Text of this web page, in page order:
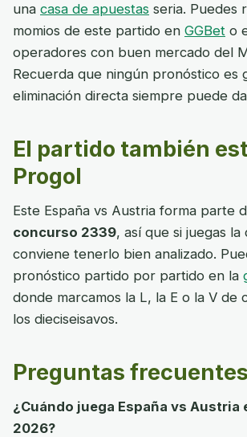
una casa de apuestas seria. Puedes
momios de este partido en GGBet o
operadores con buen mercado del
Recuerda que ningún pronóstico es
eliminación directa siempre puede
El partido también
Progol
Este España vs Austria forma parte
concurso 2339, así que si juegas la
conviene tenerlo bien analizado.
pronóstico partido por partido en la
donde marcamos la L, la E o la V de
los dieciseisavos.
Preguntas frecuentes
¿Cuándo juega España vs Austria
2026?